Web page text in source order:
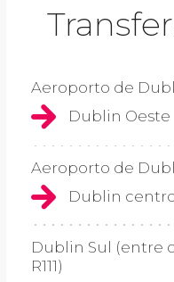
Aeroporto de
Dublin Oeste
Aeroporto de
Dublin
Dublin Sul (entre
R111)